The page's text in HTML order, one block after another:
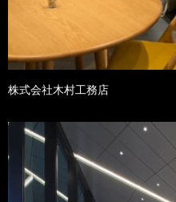
株式会社木村工務店